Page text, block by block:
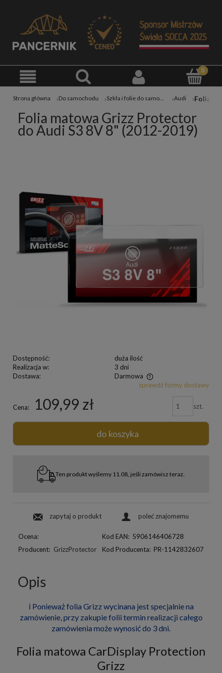
Strona główna Do samochodu Szkła i folie do samochodu Audi
Folia matowa Grizz Protector
do Audi S3 8V 8" (2012-2019)
Dostępność:
duża ilość
Realizacja w:
3 dni
Dostawa:
Darmowa
sprawdź formy dostawy
Cena: 109,99 zł szt.
do koszyka
Ten produkt wyślemy 11.08, jeśli zamówisz teraz.
zapytaj o produkt poleć znajomemu
Ocena:
Producent: GrizzProtector
Kod EAN: 5906146406728
Kod Producenta: PR-1142832607
Opis
ℹ️ Ponieważ folia Grizz wycinana jest specjalnie na
zamówienie, przy zakupie folii termin realizacji całego
zamówienia może wynosić do 3 dni.
Folia matowa CarDisplay Protection
Grizz